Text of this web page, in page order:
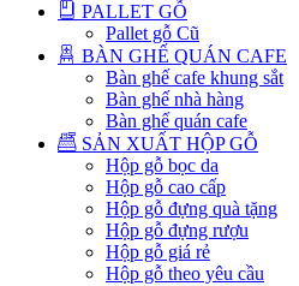
PALLET GỖ
Pallet gỗ Cũ
BÀN GHẾ QUÁN CAFE
Bàn ghế cafe khung sắt
Bàn ghế nhà hàng
Bàn ghế quán cafe
SẢN XUẤT HỘP GỖ
Hộp gỗ bọc da
Hộp gỗ cao cấp
Hộp gỗ đựng quà tặng
Hộp gỗ đựng rượu
Hộp gỗ giá rẻ
Hộp gỗ theo yêu cầu